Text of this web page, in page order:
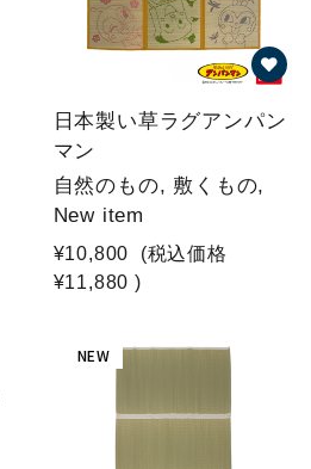
日本製い草ラグアンパン
マン
自然のもの, 敷くもの,
New item
¥10,800
(税込価格
¥11,880 )
NEW